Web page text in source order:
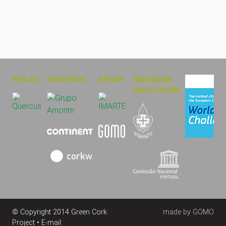
PROJECTOPARCEIROS APOIOS
PARCEIROS
INSTITUCIONAIS
© Copyright 2014 Green Cork
Project • E-mail:
made by GOMO